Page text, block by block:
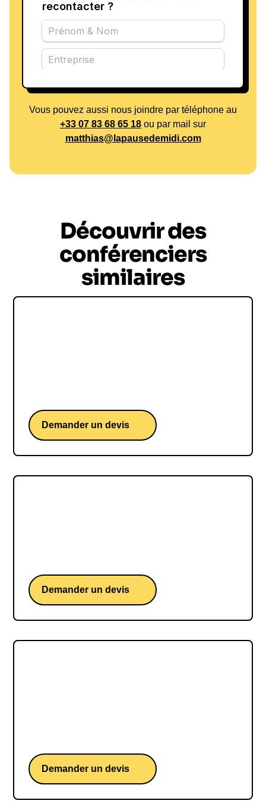
Vous pouvez aussi nous joindre par téléphone au
+33 07 83 68 65 18 ou par mail sur
matthias@lapausedemidi.com
Découvrir des
conférenciers
similaires
Demander un devis
Demander un devis
Demander un devis